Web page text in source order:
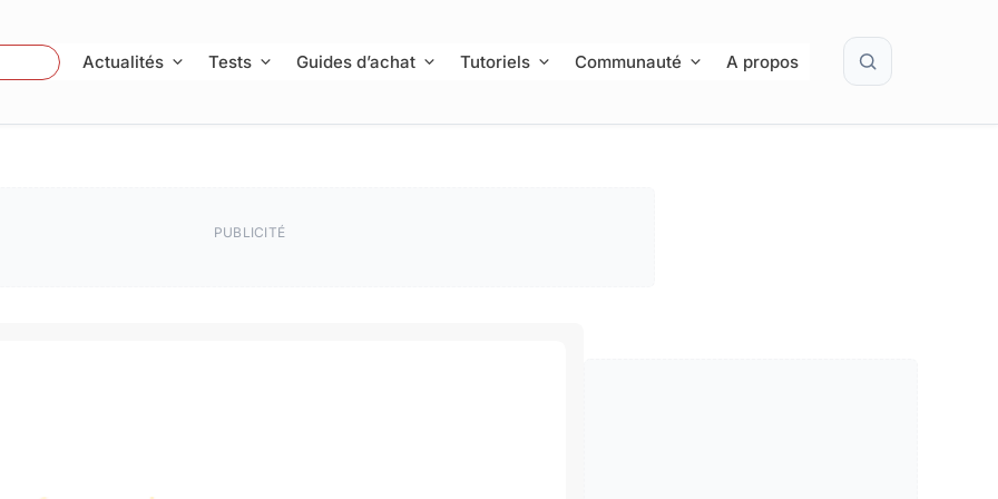
Actualités Tests Guides d’achat Tutoriels Communauté A propos Rechercher
PUBLICITÉ